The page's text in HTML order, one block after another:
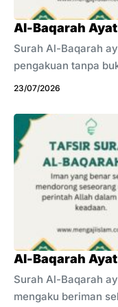
orang tampak
akhirat. Namun,
Al-Baqarah
Surah Al-Baqarah
pengakuan tanpa
Sebagian orang
mendapat jaminan
menembus alam
pengikut. Semua
ajaran Islam jika
Allah menguji
dengan nilai
23/07/2026
Al-Baqarah
Surah Al-Baqarah
mengaku beriman